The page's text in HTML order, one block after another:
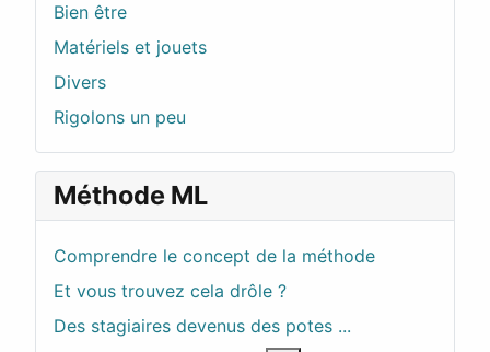
Bien être
Matériels et jouets
Divers
Rigolons un peu
Méthode ML
Comprendre le concept de la méthode
Et vous trouvez cela drôle ?
Des stagiaires devenus des potes ...